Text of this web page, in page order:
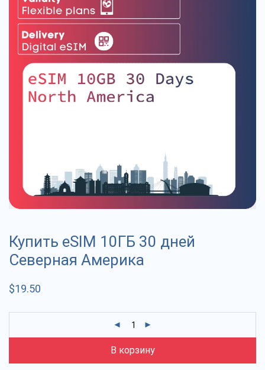
Купить eSIM 10ГБ 30 дней
Северная Америка
$19.50
В корзину